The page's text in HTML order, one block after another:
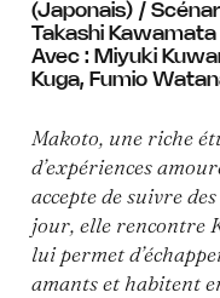
(Japonais) /
Takashi
Avec : Miyuki
Kuga, Fumio
Makoto, une riche
d’expériences
accepte de suivre
jour, elle rencontre
lui permet
amants et habitent